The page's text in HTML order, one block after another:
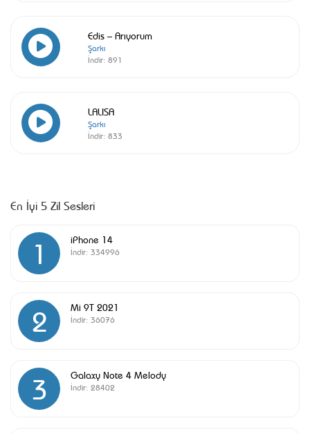
Edis – Arıyorum
Şarkı
İndir: 891
LALISA
Şarkı
İndir: 833
En İyi 5 Zil Sesleri
1 iPhone 14
İndir: 334996
2 Mi 9T 2021
İndir: 36076
3 Galaxy Note 4 Melody
İndir: 28402